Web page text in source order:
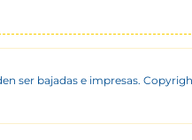
ser bajadas e impresas.